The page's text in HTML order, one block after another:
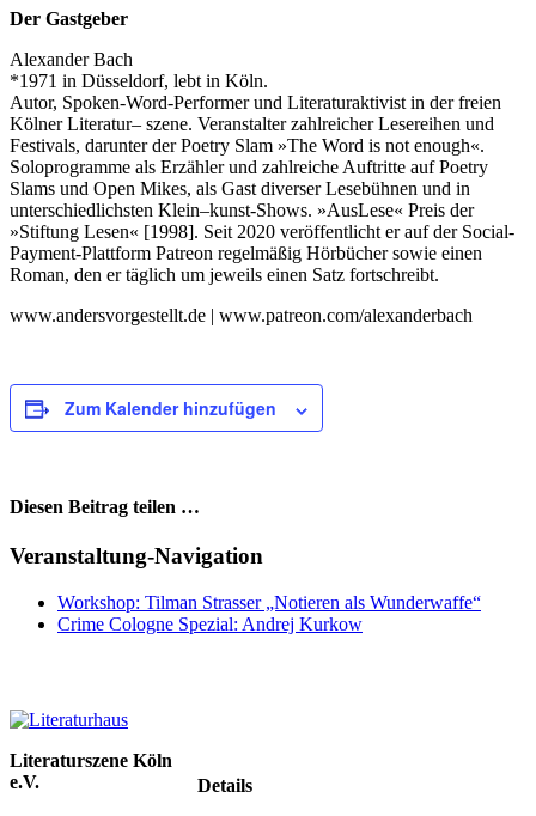
Der Gastgeber
Alexander Bach
*1971 in Düsseldorf, lebt in Köln.
Autor, Spoken-Word-Performer und Literaturaktivist in der freien
Kölner Literatur– szene. Veranstalter zahlreicher Lesereihen und
Festivals, darunter der Poetry Slam »The Word is not enough«.
Soloprogramme als Erzähler und zahlreiche Auftritte auf Poetry
Slams und Open Mikes, als Gast diverser Lesebühnen und in
unterschiedlichsten Klein–kunst-Shows. »AusLese« Preis der
»Stiftung Lesen« [1998]. Seit 2020 veröffentlicht er auf der Social-
Payment-Plattform Patreon regelmäßig Hörbücher sowie einen
Roman, den er täglich um jeweils einen Satz fortschreibt.
www.andersvorgestellt.de | www.patreon.com/alexanderbach
Zum Kalender hinzufügen
Diesen Beitrag teilen …
Facebook
X
WhatsApp
Pinterest
E-
Veranstaltung-Navigation
Workshop: Tilman Strasser „Notieren als Wunderwaffe“
Crime Cologne Spezial: Andrej Kurkow
Details
Literaturszene Köln
e.V.